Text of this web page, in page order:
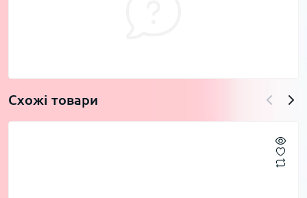
Схожі товари